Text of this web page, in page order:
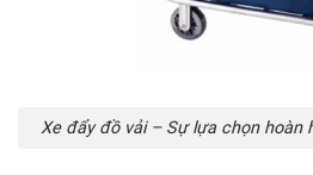
Xe đẩy đồ vải – Sự lựa chọn hoàn